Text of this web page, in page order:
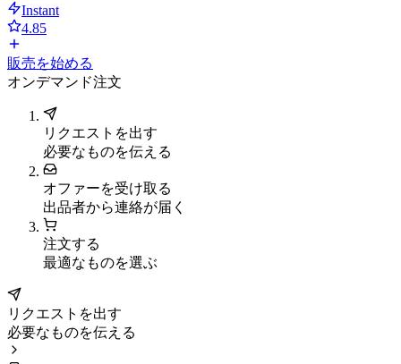
Instant
4.85
販売を始める
オンデマンド注文
リクエストを出す
必要なものを伝える
オファーを受け取る
出品者から連絡が届く
注文する
最適なものを選ぶ
リクエストを出す
必要なものを伝える